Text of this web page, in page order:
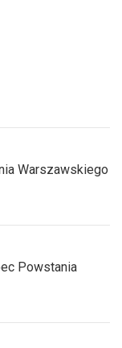
Warszawskiego
Powstania